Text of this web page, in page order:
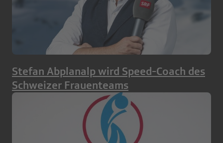
Stefan Abplanalp wird Speed-Coach des
Schweizer Frauenteams